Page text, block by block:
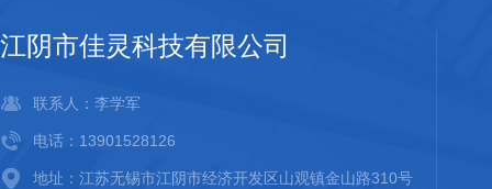
江阴市佳灵科技有限公司
联系人：李学军
电话：13901528126
地址：江苏无锡市江阴市经济开发区山观镇金山路310号